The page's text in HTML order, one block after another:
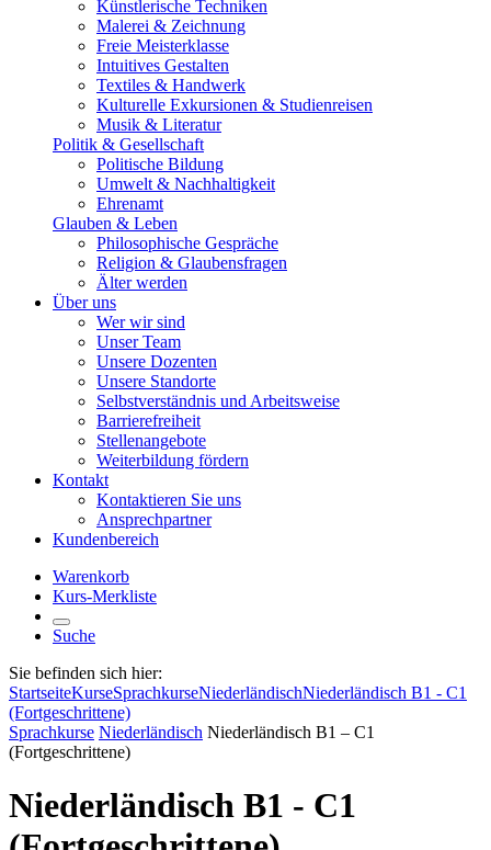
Künstlerische Techniken
Malerei & Zeichnung
Freie Meisterklasse
Intuitives Gestalten
Textiles & Handwerk
Kulturelle Exkursionen & Studienreisen
Musik & Literatur
Politik & Gesellschaft
Politische Bildung
Umwelt & Nachhaltigkeit
Ehrenamt
Glauben & Leben
Philosophische Gespräche
Religion & Glaubensfragen
Älter werden
Über uns
Wer wir sind
Unser Team
Unsere Dozenten
Unsere Standorte
Selbstverständnis und Arbeitsweise
Barrierefreiheit
Stellenangebote
Weiterbildung fördern
Kontakt
Kontaktieren Sie uns
Ansprechpartner
Kundenbereich
Warenkorb
Kurs-Merkliste
Suche
Sie befinden sich hier:
StartseiteKurseSprachkurseNiederländischNiederländisch B1 - C1
(Fortgeschrittene)
Sprachkurse Niederländisch Niederländisch B1 – C1
(Fortgeschrittene)
Niederländisch B1 - C1